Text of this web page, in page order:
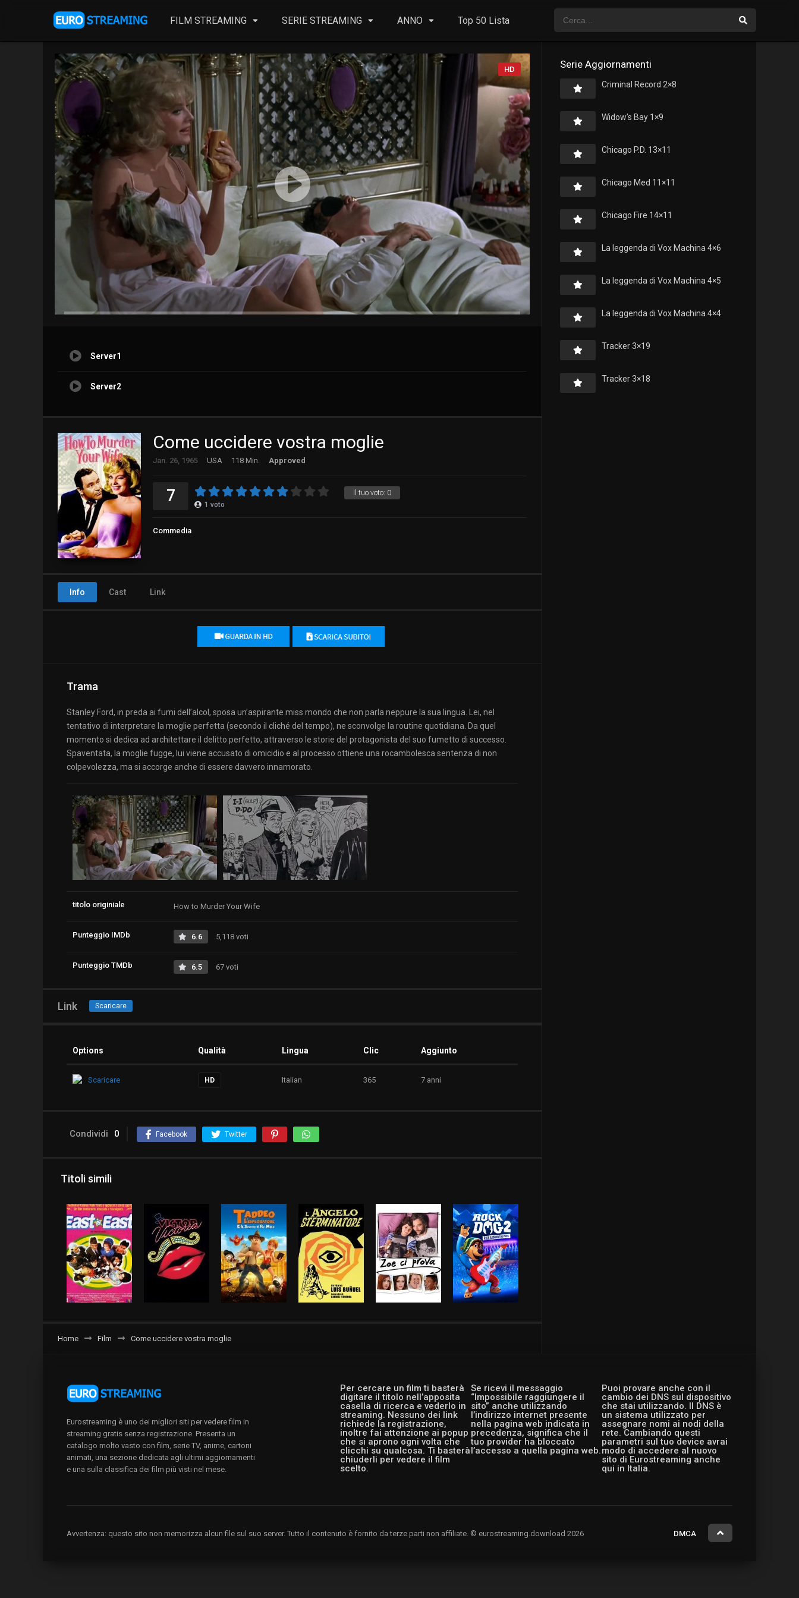
FILM STREAMING SERIE STREAMING ANNO Top 50 Lista
HD
Server1
Server2
Come uccidere vostra moglie
Jan. 26, 1965 USA 118 Min. Approved
Il tuo voto: 0
7 1 voto
Commedia
Info Cast Link
Trama
Stanley Ford, in preda ai fumi dell’alcol, sposa un’aspirante miss mondo che non parla neppure la sua lingua. Lei, nel
tentativo di interpretare la moglie perfetta (secondo il cliché del tempo), ne sconvolge la routine quotidiana. Da quel
momento si dedica ad architettare il delitto perfetto, attraverso le storie del protagonista del suo fumetto di successo.
Spaventata, la moglie fugge, lui viene accusato di omicidio e al processo ottiene una rocambolesca sentenza di non
colpevolezza, ma si accorge anche di essere davvero innamorato.
titolo originiale How to Murder Your Wife
Punteggio IMDb 6.6 5,118 voti
Punteggio TMDb 6.5 67 voti
Link Scaricare
Options Qualità Lingua Clic Aggiunto
Scaricare HD Italian 365 7 anni
Condividi 0 Facebook Twitter
Titoli simili
Home Film Come uccidere vostra moglie
Serie Aggiornamenti
Criminal Record 2×8
Widow’s Bay 1×9
Chicago P.D. 13×11
Chicago Med 11×11
Chicago Fire 14×11
La leggenda di Vox Machina 4×6
La leggenda di Vox Machina 4×5
La leggenda di Vox Machina 4×4
Tracker 3×19
Tracker 3×18
Per cercare un film ti basterà
digitare il titolo nell’apposita
casella di ricerca e vederlo in
streaming. Nessuno dei link
richiede la registrazione,
inoltre fai attenzione ai popup
che si aprono ogni volta che
clicchi su qualcosa. Ti basterà
chiuderli per vedere il film
scelto.
Se ricevi il messaggio
“Impossibile raggiungere il
sito” anche utilizzando
l’indirizzo internet presente
nella pagina web indicata in
precedenza, significa che il
tuo provider ha bloccato
l’accesso a quella pagina web.
Puoi provare anche con il
cambio dei DNS sul dispositivo
che stai utilizzando. Il DNS è
un sistema utilizzato per
assegnare nomi ai nodi della
rete. Cambiando questi
parametri sul tuo device avrai
modo di accedere al nuovo
sito di Eurostreaming anche
qui in Italia.
Eurostreaming è uno dei migliori siti per vedere film in
streaming gratis senza registrazione. Presenta un
catalogo molto vasto con film, serie TV, anime, cartoni
animati, una sezione dedicata agli ultimi aggiornamenti
e una sulla classifica dei film più visti nel mese.
Avvertenza: questo sito non memorizza alcun file sul suo server. Tutto il contenuto è fornito da terze parti non affiliate. © eurostreaming.download 2026 DMCA